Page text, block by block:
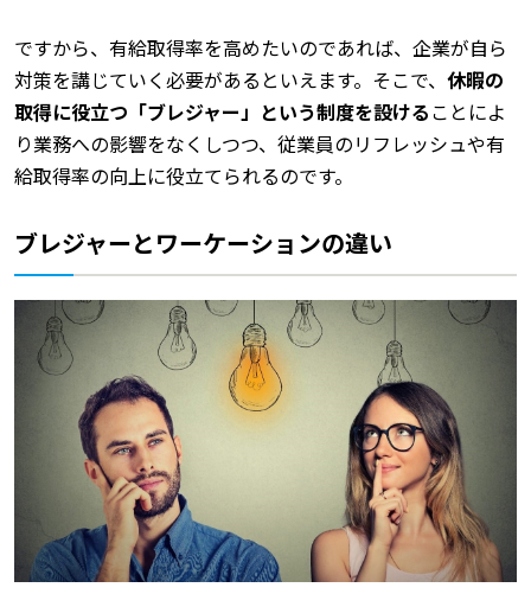
ですから、有給取得率を高めたいのであれば、企業が自ら
対策を講じていく必要があるといえます。そこで、 休暇の
取得に役立つ「ブレジャー」という制度を設けることによ
り業務への影響をなくしつつ、従業員のリフレッシュや有
給取得率の向上に役立てられるのです。
ブレジャーとワーケーションの違い